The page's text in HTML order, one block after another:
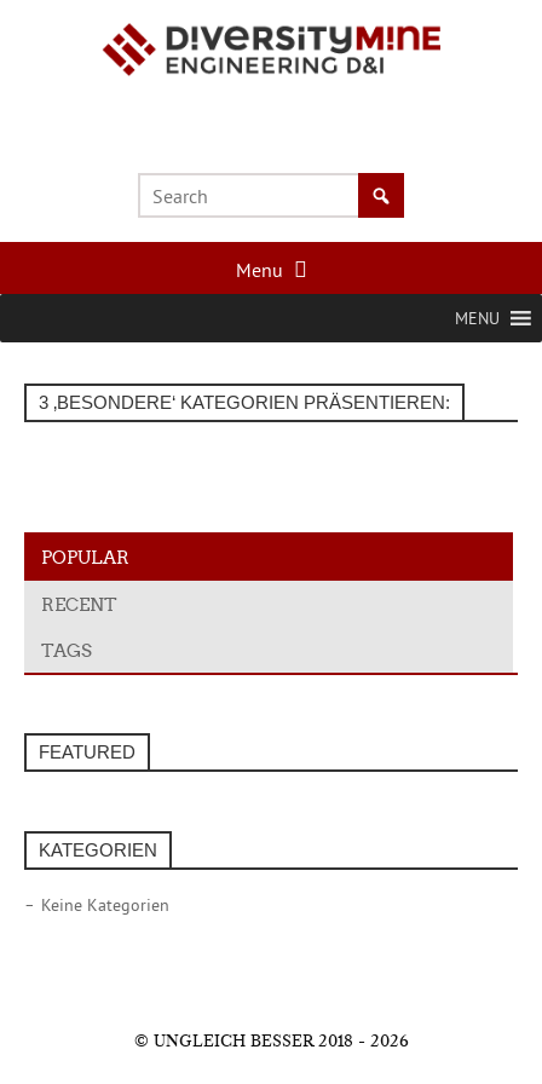
Menu
MENU
3 ‚BESONDERE‘ KATEGORIEN PRÄSENTIEREN:
POPULAR
RECENT
TAGS
FEATURED
KATEGORIEN
Keine Kategorien
© UNGLEICH BESSER 2018 - 2026